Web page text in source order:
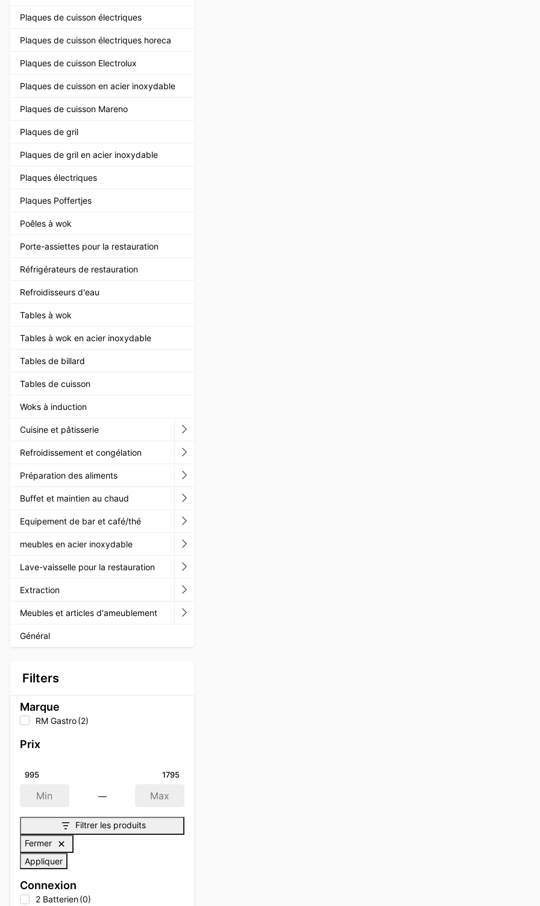
Plaques de cuisson électriques
Plaques de cuisson électriques horeca
Plaques de cuisson Electrolux
Plaques de cuisson en acier inoxydable
Plaques de cuisson Mareno
Plaques de gril
Plaques de gril en acier inoxydable
Plaques électriques
Plaques Poffertjes
Poêles à wok
Porte-assiettes pour la restauration
Réfrigérateurs de restauration
Refroidisseurs d'eau
Tables à wok
Tables à wok en acier inoxydable
Tables de billard
Tables de cuisson
Woks à induction
Cuisine et pâtisserie
Refroidissement et congélation
Préparation des aliments
Buffet et maintien au chaud
Equipement de bar et café/thé
meubles en acier inoxydable
Lave-vaisselle pour la restauration
Extraction
Meubles et articles d'ameublement
Général
Filters
Marque
RM Gastro(2)
Prix
—
995 1795
Filtrer les produits
Fermer
Appliquer
Connexion
2 Batterien(0)